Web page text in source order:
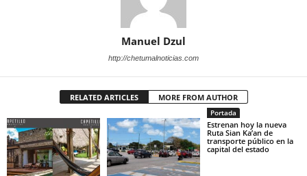
Manuel Dzul
http://chetumalnoticias.com
RELATED ARTICLES MORE FROM AUTHOR
Portada
Estrenan hoy la nueva
Ruta Sian Ka’an de
transporte público en la
capital del estado